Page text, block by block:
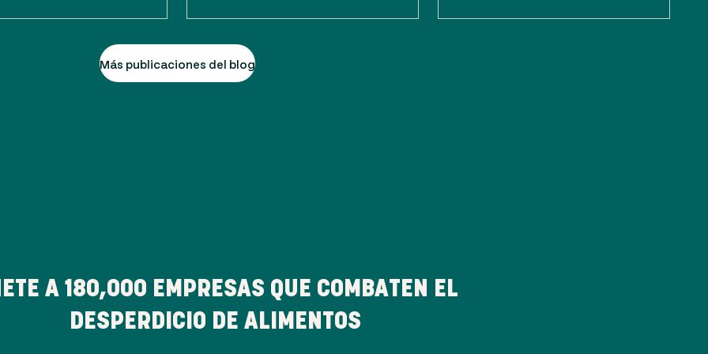
Más publicaciones del blog
A 180,000 EMPRESAS QUE COMBATEN EL
DESPERDICIO DE ALIMENTOS